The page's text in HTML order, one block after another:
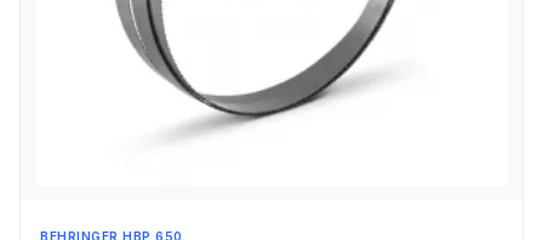
BEHRINGER HBP 650